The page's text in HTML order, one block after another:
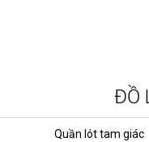
ĐỒ
Quần lót tam giác